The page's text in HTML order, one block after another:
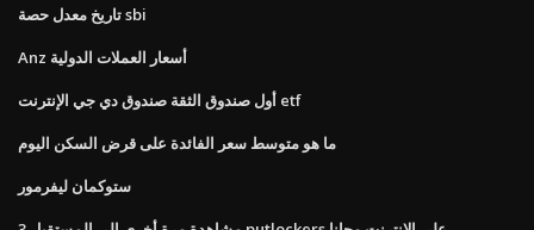
تاريخ معدل حصة sbi
Anz أسعار العملات الدولية
أول صندوق الثقة صندوق دي جي الإنترنت etf
ما هو متوسط ​​سعر الفائدة على قرض السكن اليوم
ستوكمان ليفرمور